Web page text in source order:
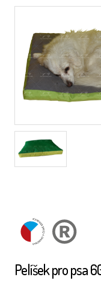
VÝROBEKDESIGN
Pelíšek pro psa